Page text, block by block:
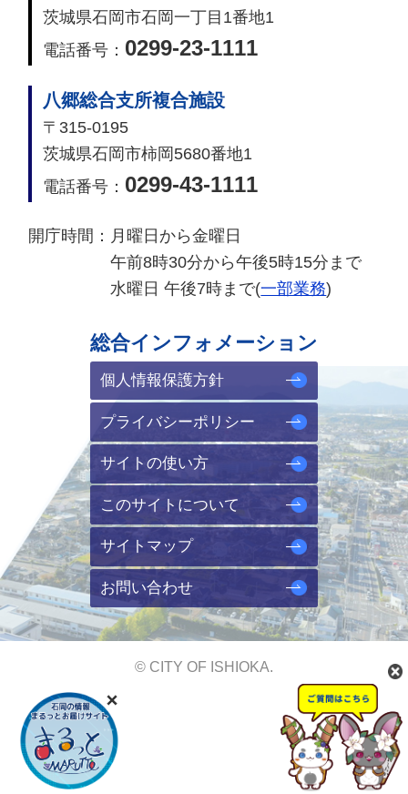
茨城県石岡市石岡一丁目1番地1
電話番号： 0299-23-1111
八郷総合支所複合施設
〒315-0195
茨城県石岡市柿岡5680番地1
電話番号： 0299-43-1111
開庁時間： 月曜日から金曜日
午前8時30分から午後5時15分まで
水曜日 午後7時まで(一部業務)
総合インフォメーション
個人情報保護方針
プライバシーポリシー
サイトの使い方
このサイトについて
サイトマップ
お問い合わせ
© CITY OF ISHIOKA.